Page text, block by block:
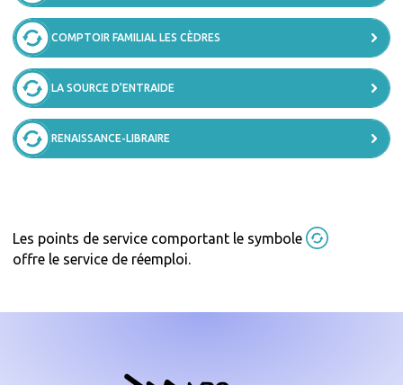
COMPTOIR FAMILIAL LES CÈDRES
LA SOURCE D’ENTRAIDE
RENAISSANCE-LIBRAIRE
Les points de service comportant le symbole
offre le service de réemploi.